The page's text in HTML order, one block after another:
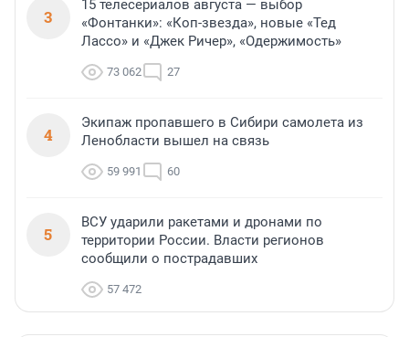
3
15 телесериалов августа — выбор
«Фонтанки»: «Коп-звезда», новые «Тед
Лассо» и «Джек Ричер», «Одержимость»
73 062 27
4
Экипаж пропавшего в Сибири самолета из
Ленобласти вышел на связь
59 991 60
5
ВСУ ударили ракетами и дронами по
территории России. Власти регионов
сообщили о пострадавших
57 472